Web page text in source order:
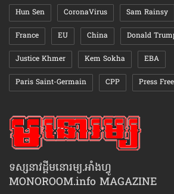
Hun Sen CoronaVirus Sam Rainsy
France EU China Donald
Justice Khmer Kem Sokha EBA
Paris Saint-Germain CPP Press
ទស្សនាវដ្ដីមនោរម្យ.អាំងហ្វូ
MONOROOM.info MAGAZINE